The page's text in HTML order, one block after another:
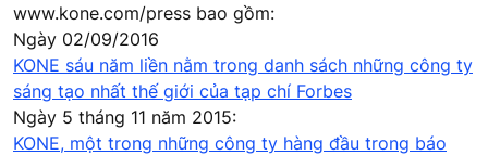
www.kone.com/press bao gồm:
Ngày 02/09/2016
KONE sáu năm liền nằm trong danh sách những công ty
sáng tạo nhất thế giới của tạp chí Forbes
Ngày 5 tháng 11 năm 2015:
KONE, một trong những công ty hàng đầu trong báo